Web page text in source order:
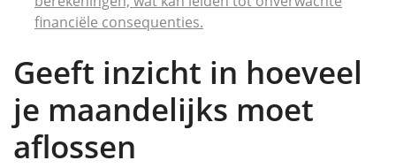
financiële consequenties.
Geeft inzicht in hoeveel
je maandelijks moet
aflossen